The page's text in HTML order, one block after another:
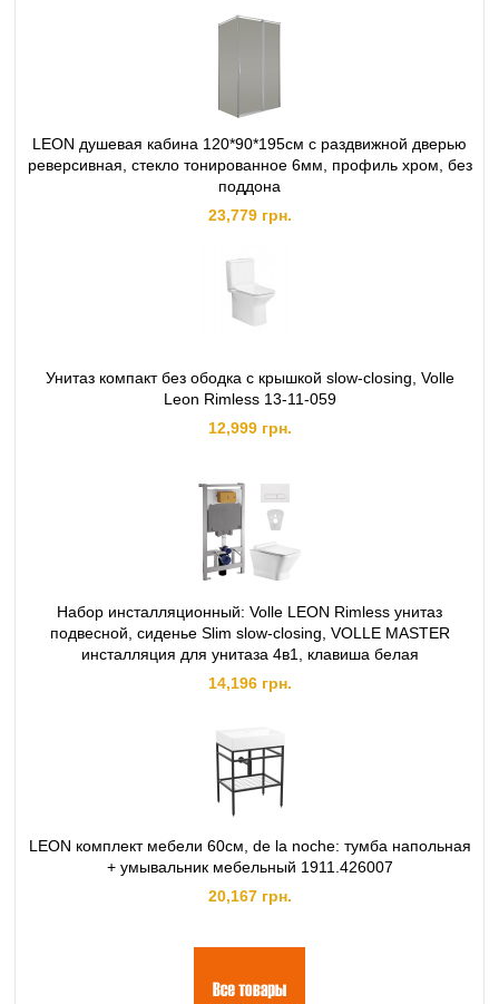
LEON душевая кабина 120*90*195см с раздвижной дверью
реверсивная, стекло тонированное 6мм, профиль хром, без
поддона
23,779 грн.
Унитаз компакт без ободка с крышкой slow-closing, Volle
Leon Rimless 13-11-059
12,999 грн.
Набор инсталляционный: Volle LEON Rimless унитаз
подвесной, сиденье Slim slow-closing, VOLLE MASTER
инсталляция для унитаза 4в1, клавиша белая
14,196 грн.
LEON комплект мебели 60см, de la noche: тумба напольная
+ умывальник мебельный 1911.426007
20,167 грн.